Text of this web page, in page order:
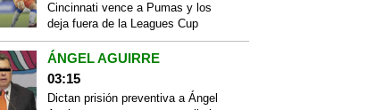
Cincinnati vence a Pumas y los
deja fuera de la Leagues Cup
ÁNGEL AGUIRRE
03:15
Dictan prisión preventiva a Ángel